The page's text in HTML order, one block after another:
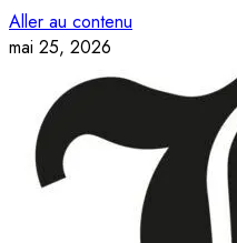
Aller au contenu
mai 25, 2026